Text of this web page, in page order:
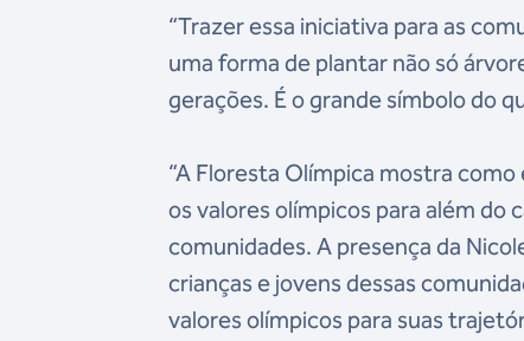
“Trazer essa iniciativa para as
uma forma de plantar não só
gerações. É o grande símbolo do
“A Floresta Olímpica mostra
os valores olímpicos para além do
comunidades. A presença da
crianças e jovens dessas
valores olímpicos para suas